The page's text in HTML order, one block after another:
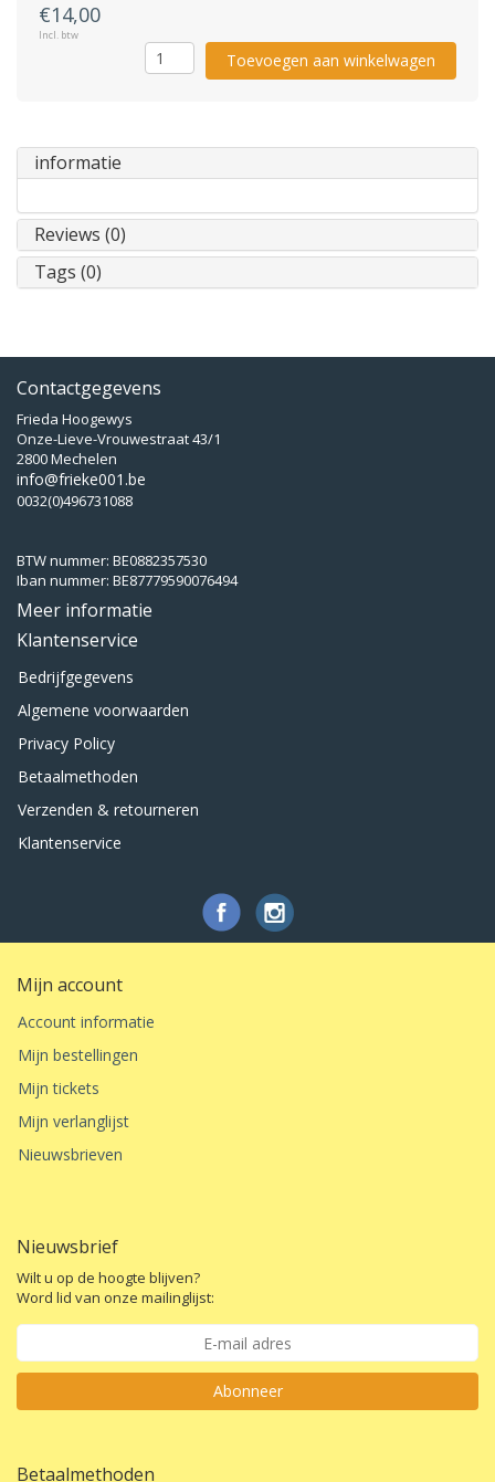
€14,00
Incl. btw
Toevoegen aan winkelwagen
informatie
Reviews (0)
Tags (0)
Contactgegevens
Frieda Hoogewys
Onze-Lieve-Vrouwestraat 43/1
2800 Mechelen
info@frieke001.be
0032(0)496731088
BTW nummer: BE0882357530
Iban nummer: BE87779590076494
Meer informatie
Klantenservice
Bedrijfgegevens
Algemene voorwaarden
Privacy Policy
Betaalmethoden
Verzenden & retourneren
Klantenservice
Mijn account
Account informatie
Mijn bestellingen
Mijn tickets
Mijn verlanglijst
Nieuwsbrieven
Nieuwsbrief
Wilt u op de hoogte blijven?
Word lid van onze mailinglijst:
Abonneer
Betaalmethoden